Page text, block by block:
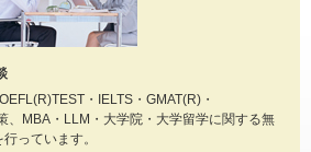
・IELTS・GMAT(R)・
、MBA・LLM・大学院・大学留学に関する無
っています。